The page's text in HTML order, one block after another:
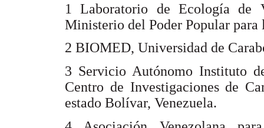
1 Laboratorio de Ecología de
Ministerio del Poder Popular para
2 BIOMED, Universidad de
3 Servicio Autónomo Instituto
Centro de Investigaciones de
estado Bolívar, Venezuela.